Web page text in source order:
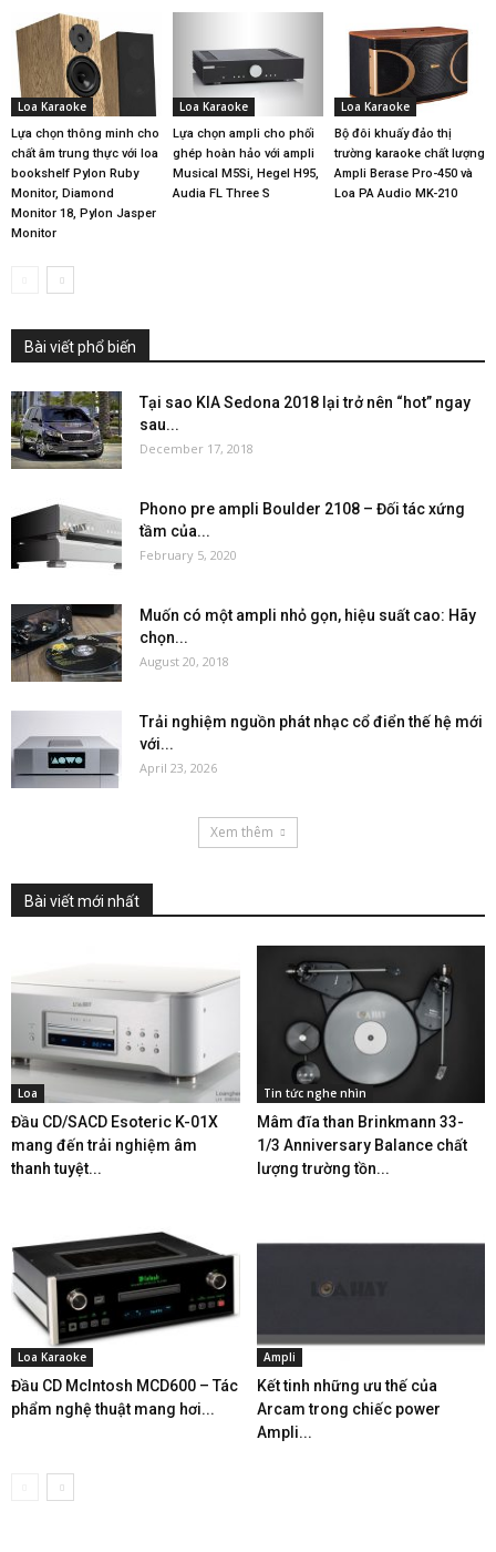
Loa Karaoke
Lựa chọn thông minh cho
chất âm trung thực với loa
bookshelf Pylon Ruby
Monitor, Diamond
Monitor 18, Pylon Jasper
Monitor
Loa Karaoke
Lựa chọn ampli cho phối
ghép hoàn hảo với ampli
Musical M5Si, Hegel H95,
Audia FL Three S
Loa Karaoke
Bộ đôi khuấy đảo thị
trường karaoke chất lượng
Ampli Berase Pro-450 và
Loa PA Audio MK-210
Bài viết phổ biến
Tại sao KIA Sedona 2018 lại trở nên “hot” ngay
sau...
December 17, 2018
Phono pre ampli Boulder 2108 – Đối tác xứng
tầm của...
February 5, 2020
Muốn có một ampli nhỏ gọn, hiệu suất cao: Hãy
chọn...
August 20, 2018
Trải nghiệm nguồn phát nhạc cổ điển thế hệ mới
với...
April 23, 2026
Xem thêm
Bài viết mới nhất
Loa
Đầu CD/SACD Esoteric K-01X
mang đến trải nghiệm âm
thanh tuyệt...
Tin tức nghe nhìn
Mâm đĩa than Brinkmann 33-
1/3 Anniversary Balance chất
lượng trường tồn...
Loa Karaoke
Đầu CD McIntosh MCD600 – Tác
phẩm nghệ thuật mang hơi...
Ampli
Kết tinh những ưu thế của
Arcam trong chiếc power
Ampli...